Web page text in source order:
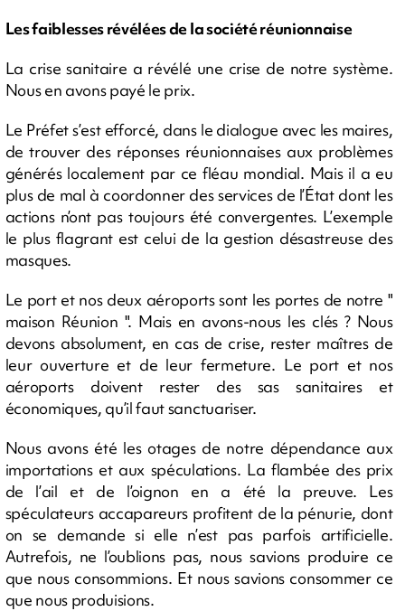
Les faiblesses révélées de la société réunionnaise
La crise sanitaire a révélé une crise de notre système.
Nous en avons payé le prix.
Le Préfet s’est efforcé, dans le dialogue avec les maires,
de trouver des réponses réunionnaises aux problèmes
générés localement par ce fléau mondial. Mais il a eu
plus de mal à coordonner des services de l’État dont les
actions n’ont pas toujours été convergentes. L’exemple
le plus flagrant est celui de la gestion désastreuse des
masques.
Le port et nos deux aéroports sont les portes de notre "
maison Réunion ". Mais en avons-nous les clés ? Nous
devons absolument, en cas de crise, rester maîtres de
leur ouverture et de leur fermeture. Le port et nos
aéroports doivent rester des sas sanitaires et
économiques, qu’il faut sanctuariser.
Nous avons été les otages de notre dépendance aux
importations et aux spéculations. La flambée des prix
de l’ail et de l’oignon en a été la preuve. Les
spéculateurs accapareurs profitent de la pénurie, dont
on se demande si elle n’est pas parfois artificielle.
Autrefois, ne l’oublions pas, nous savions produire ce
que nous consommions. Et nous savions consommer ce
que nous produisions.